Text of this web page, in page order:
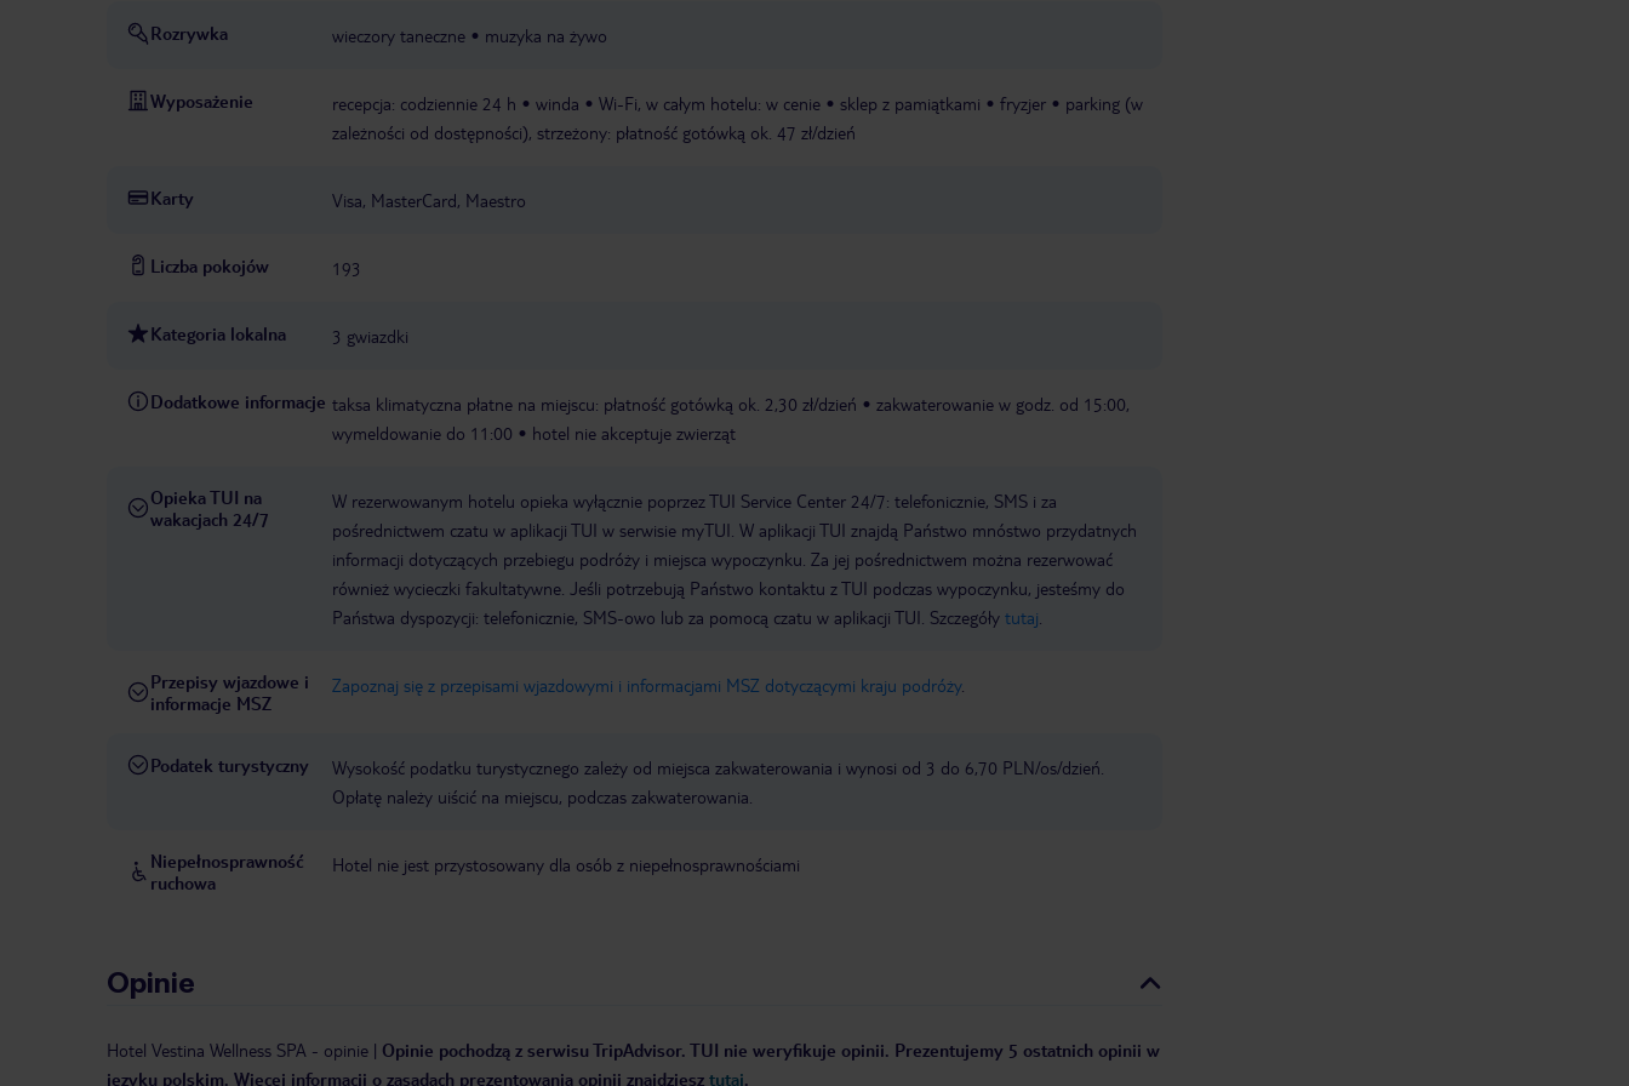
Rozrywka wieczory taneczne muzyka na żywo
Wyposażenie recepcja: codziennie 24 h winda Wi-Fi, w całym hotelu: w cenie sklep z pamiątkami fryzjer
parking (w
zależności od dostępności), strzeżony: płatność gotówką ok. 47 zł/dzień
Karty Visa, MasterCard, Maestro
Liczba pokojów 193
Kategoria lokalna 3 gwiazdki
Dodatkowe informacje taksa klimatyczna płatne na miejscu: płatność gotówką ok. 2,30 zł/dzień
zakwaterowanie w godz. od 15:00,
wymeldowanie do 11:00
hotel nie akceptuje zwierząt
Opieka TUI na
wakacjach 24/7
W rezerwowanym hotelu opieka wyłącznie poprzez TUI Service Center 24/7: telefonicznie, SMS i za
pośrednictwem czatu w aplikacji TUI w serwisie myTUI. W aplikacji TUI znajdą Państwo mnóstwo przydatnych
informacji dotyczących przebiegu podróży i miejsca wypoczynku. Za jej pośrednictwem można rezerwować
również wycieczki fakultatywne. Jeśli potrzebują Państwo kontaktu z TUI podczas wypoczynku, jesteśmy do
Państwa dyspozycji: telefonicznie, SMS-owo lub za pomocą czatu w aplikacji TUI. Szczegóły tutaj
Przepisy wjazdowe i
informacje MSZ
Zapoznaj się z przepisami wjazdowymi i informacjami MSZ dotyczącymi kraju podróży.
Podatek turystyczny
Wysokość podatku turystycznego zależy od miejsca zakwaterowania i wynosi od 3 do 6,70 PLN/os/dzień.
Opłatę należy uiścić na miejscu, podczas zakwaterowania.
Niepełnosprawność
ruchowa
Hotel nie jest przystosowany dla osób z niepełnosprawnościami
Opinie
Hotel Vestina Wellness SPA - opinie | Opinie pochodzą z serwisu TripAdvisor. TUI nie weryfikuje opinii. Prezentujemy 5 ostatnich opinii w
języku polskim. Więcej informacji o zasadach prezentowania opinii znajdziesz tutaj.